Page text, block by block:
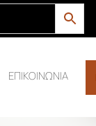
ΕΠΙΚΟΙΝΩΝΙΑ